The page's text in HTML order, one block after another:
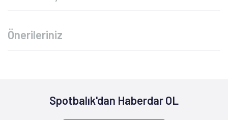
Önerileriniz
Spotbalık'dan Haberdar OL